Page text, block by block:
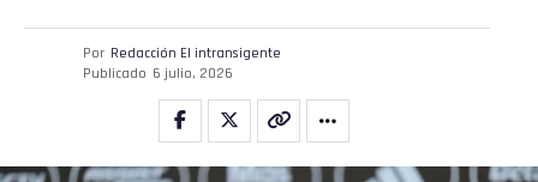
Por Redacción El intransigente
Publicado 6 julio, 2026